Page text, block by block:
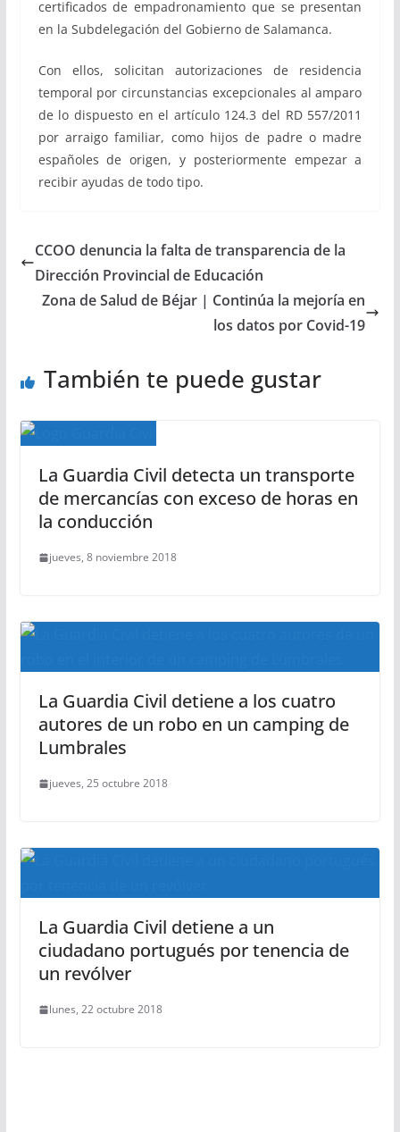
certificados de empadronamiento que se presentan
en la Subdelegación del Gobierno de Salamanca.
Con ellos, solicitan autorizaciones de residencia
temporal por circunstancias excepcionales al amparo
de lo dispuesto en el artículo 124.3 del RD 557/2011
por arraigo familiar, como hijos de padre o madre
españoles de origen, y posteriormente empezar a
recibir ayudas de todo tipo.
CCOO denuncia la falta de transparencia de la
Dirección Provincial de Educación
Zona de Salud de Béjar | Continúa la mejoría en
los datos por Covid-19
También te puede gustar
La Guardia Civil detecta un transporte
de mercancías con exceso de horas en
la conducción
jueves, 8 noviembre 2018
La Guardia Civil detiene a los cuatro
autores de un robo en un camping de
Lumbrales
jueves, 25 octubre 2018
La Guardia Civil detiene a un
ciudadano portugués por tenencia de
un revólver
lunes, 22 octubre 2018